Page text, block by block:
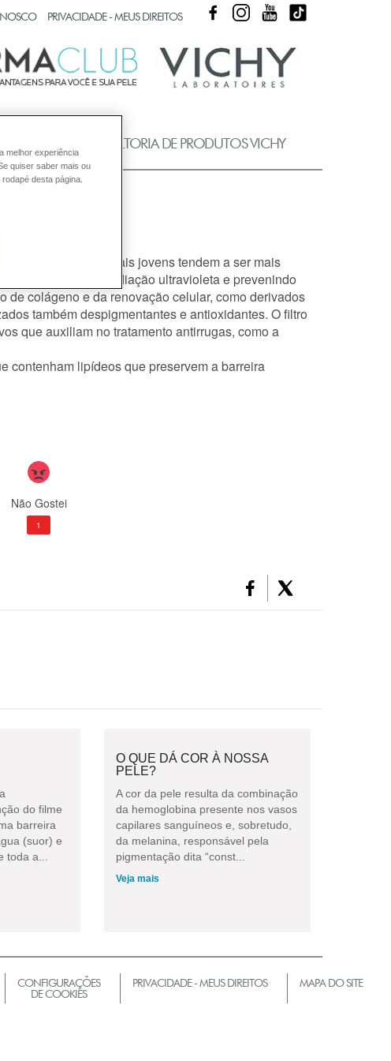
PRIVACIDADE - MEUS DIREITOS
FACEBOOKINSTAGRAM
YOUTUBE
CONSULTORIA DE PRODUTOS VICHY
idade?
geral, as peles mais jovens tendem a ser mais
provocados pela radiação ultravioleta e prevenindo
de colágeno e da renovação celular, como derivados
também despigmentantes e antioxidantes. O filtro
que auxiliam no tratamento antirrugas, como a
contenham lipídeos que preservem a barreira
Não Gostei
1
do filme
barreira
(suor) e
a...
O QUE DÁ COR À NOSSA
PELE?
A cor da pele resulta da combinação
da hemoglobina presente nos vasos
capilares sanguíneos e, sobretudo,
da melanina, responsável pela
pigmentação dita “const...
Veja mais
CONFIGURAÇÕES
DE COOKIES
PRIVACIDADE - MEUS DIREITOS MAPA DO SITE
melhor experiência
quiser saber mais ou
desta página.